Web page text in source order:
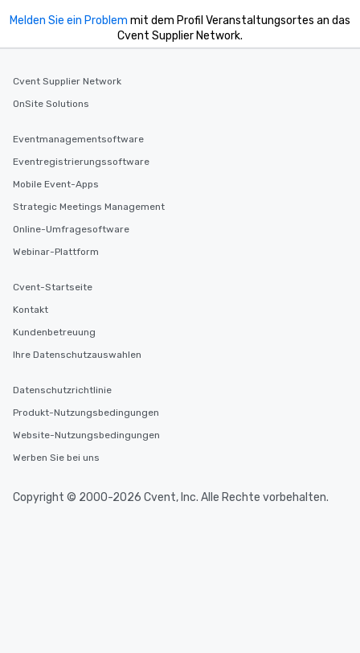
Melden Sie ein Problem mit dem Profil Veranstaltungsortes an das
Cvent Supplier Network.
Cvent Supplier Network
OnSite Solutions
Eventmanagementsoftware
Eventregistrierungssoftware
Mobile Event-Apps
Strategic Meetings Management
Online-Umfragesoftware
Webinar-Plattform
Cvent-Startseite
Kontakt
Kundenbetreuung
Ihre Datenschutzauswahlen
Datenschutzrichtlinie
Produkt-Nutzungsbedingungen
Website-Nutzungsbedingungen
Werben Sie bei uns
Copyright © 2000-2026 Cvent, Inc. Alle Rechte vorbehalten.